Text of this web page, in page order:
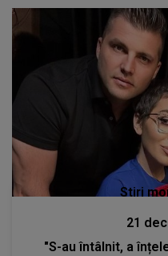
Stiri
21
"S-au întâlnit, a